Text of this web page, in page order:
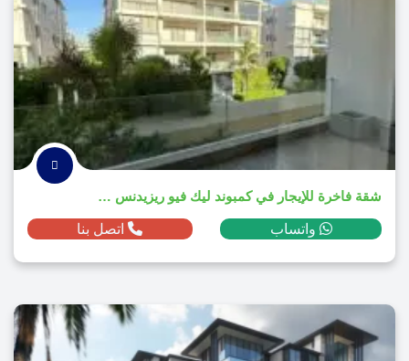
شقة فاخرة للإيجار في كمبوند ليك فيو ريزيدنس 2025
واتساب اتصل بنا